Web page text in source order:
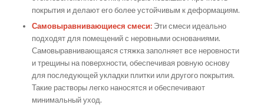
покрытия и делают его более устойчивым к деформациям.
Самовыравнивающиеся смеси:Эти смеси идеально
подходят для помещений с неровными основаниями.
Самовыравнивающаяся стяжка заполняет все неровности
и трещины на поверхности, обеспечивая ровную основу
для последующей укладки плитки или другого покрытия.
Такие растворы легко наносятся и обеспечивают
минимальный уход.